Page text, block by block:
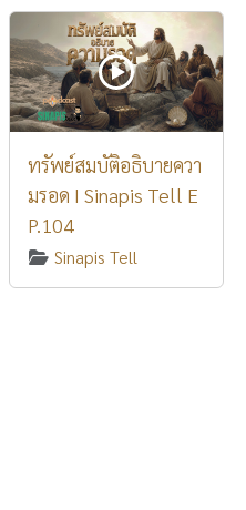
ทรัพย์สมบัติอธิบายควา
มรอด I Sinapis Tell E
P.104
Sinapis Tell